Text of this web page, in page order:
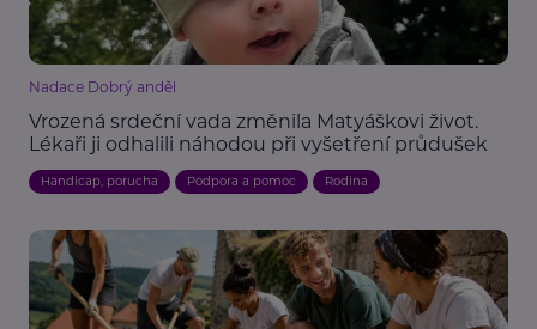
Nadace Dobrý anděl
Vrozená srdeční vada změnila Matyáškovi život.
Lékaři ji odhalili náhodou při vyšetření průdušek
Handicap, porucha Podpora a pomoc Rodina